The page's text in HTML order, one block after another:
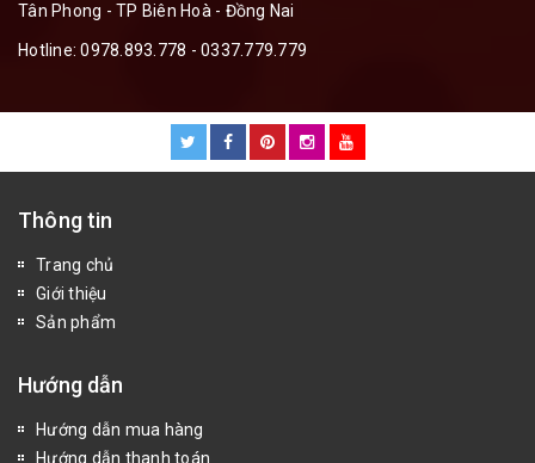
Tân Phong - TP Biên Hoà - Đồng Nai
Hotline:0978.893.778 - 0337.779.779
Thông tin
Trang chủ
Giới thiệu
Sản phẩm
Hướng dẫn
Hướng dẫn mua hàng
Hướng dẫn thanh toán